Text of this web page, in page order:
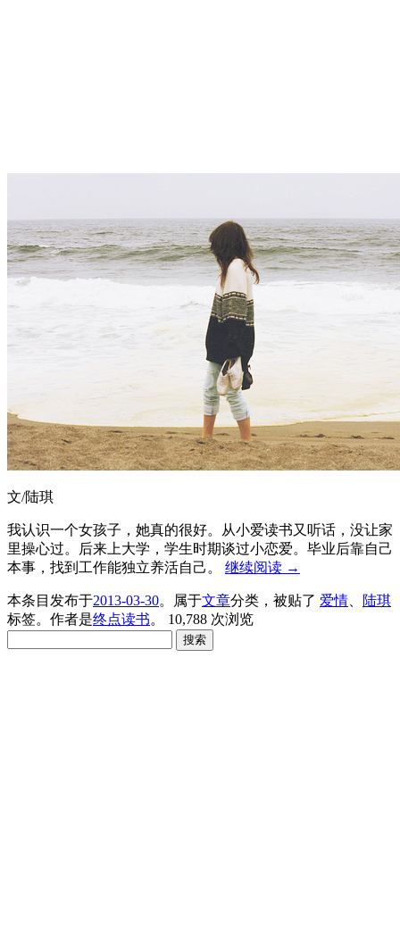
文/陆琪
我认识一个女孩子，她真的很好。从小爱读书又听话，没让家
里操心过。后来上大学，学生时期谈过小恋爱。毕业后靠自己
本事，找到工作能独立养活自己。 继续阅读 →
本条目发布于2013-03-30。属于文章分类，被贴了 爱情
陆琪
标签。 作者是终点读书。
10,788 次浏览